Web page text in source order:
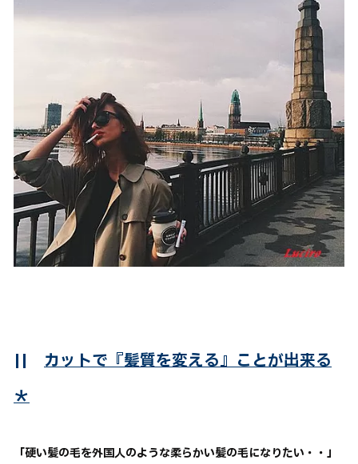
|| カットで『髪質を変える』ことが出来る
＊
「硬い髪の毛を外国人のような柔らかい髪の毛になりたい・・」